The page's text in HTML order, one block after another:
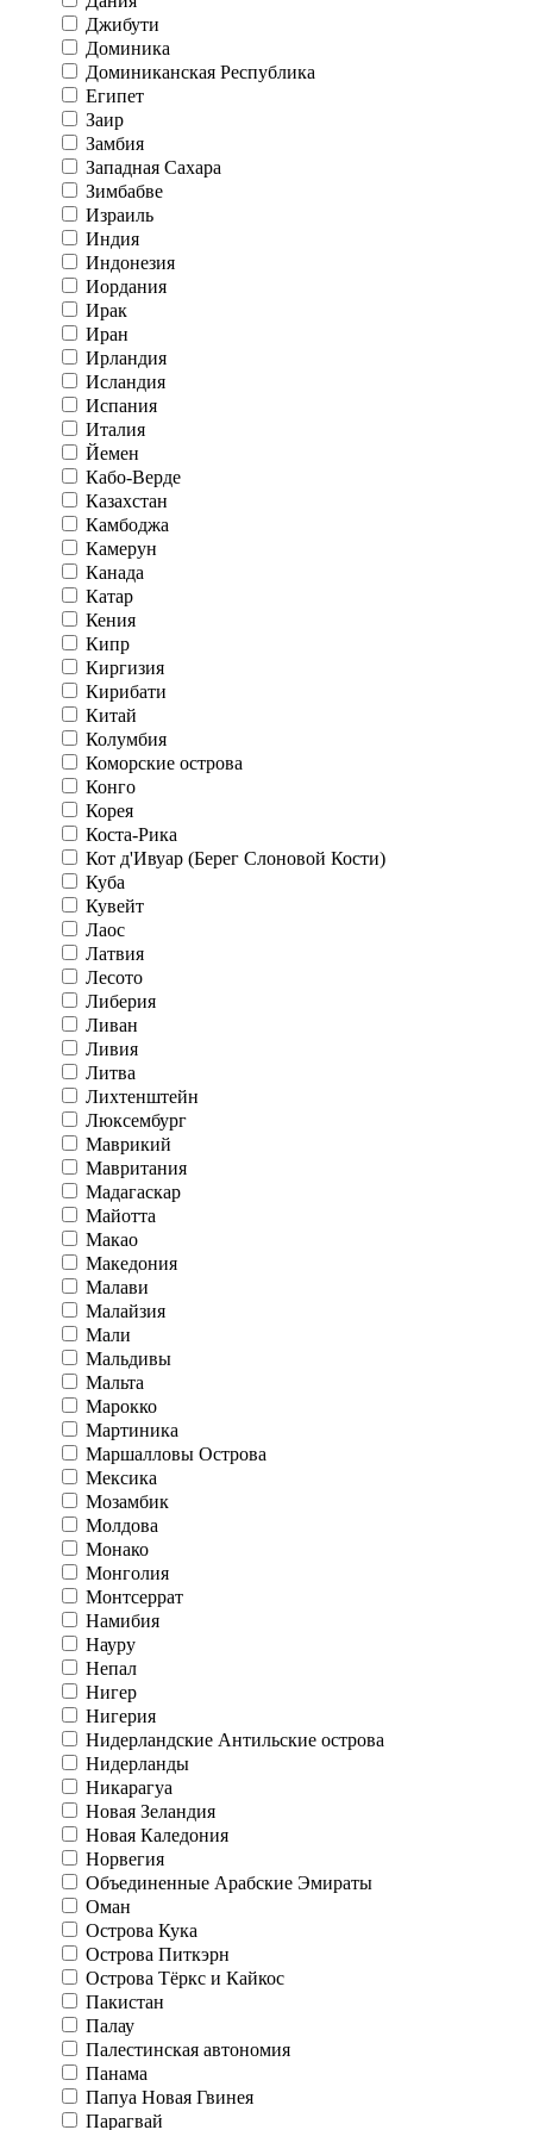
Джибути
Доминика
Доминиканская Республика
Египет
Заир
Замбия
Западная Сахара
Зимбабве
Израиль
Индия
Индонезия
Иордания
Ирак
Иран
Ирландия
Исландия
Испания
Италия
Йемен
Кабо-Верде
Казахстан
Камбоджа
Камерун
Канада
Катар
Кения
Кипр
Киргизия
Кирибати
Китай
Колумбия
Коморские острова
Конго
Корея
Коста-Рика
Кот д'Ивуар (Берег Слоновой Кости)
Куба
Кувейт
Лаос
Латвия
Лесото
Либерия
Ливан
Ливия
Литва
Лихтенштейн
Люксембург
Маврикий
Мавритания
Мадагаскар
Майотта
Макао
Македония
Малави
Малайзия
Мали
Мальдивы
Мальта
Марокко
Мартиника
Маршалловы Острова
Мексика
Мозамбик
Молдова
Монако
Монголия
Монтсеррат
Намибия
Науру
Непал
Нигер
Нигерия
Нидерландские Антильские острова
Нидерланды
Никарагуа
Новая Зеландия
Новая Каледония
Норвегия
Объединенные Арабские Эмираты
Оман
Острова Кука
Острова Питкэрн
Острова Тёркс и Кайкос
Пакистан
Палау
Палестинская автономия
Панама
Папуа Новая Гвинея
Парагвай